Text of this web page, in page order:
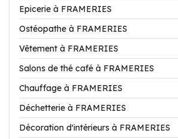
Epicerie à FRAMERIES
Ostéopathe à FRAMERIES
Vêtement à FRAMERIES
Salons de thé café à FRAMERIES
Chauffage à FRAMERIES
Déchetterie à FRAMERIES
Décoration d'intérieurs à FRAMERIES